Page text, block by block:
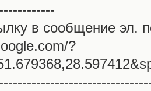
в сообщение эл.
?